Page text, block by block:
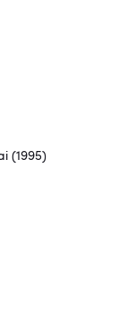
(1995)